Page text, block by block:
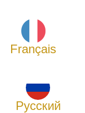
Français
Русский